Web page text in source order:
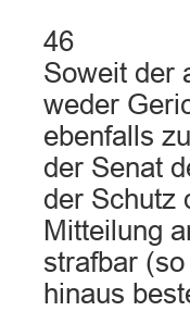
46
Soweit der
weder
ebenfalls
der Senat
der Schutz
Mitteilung
strafbar
hinaus